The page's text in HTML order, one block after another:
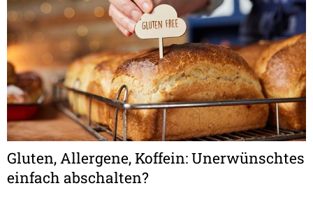
Gluten, Allergene, Koffein: Unerwünschtes
einfach abschalten?